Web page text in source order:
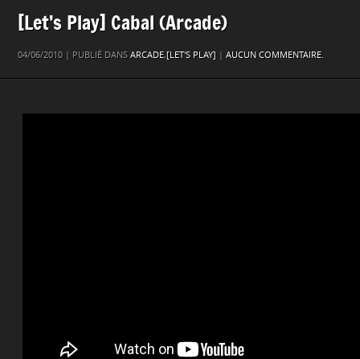
[Let’s Play] Cabal (Arcade)
04/06/2010 | PUBLIÉ DANS ARCADE,[LET'S PLAY] AUCUN COMMENTAIRE.